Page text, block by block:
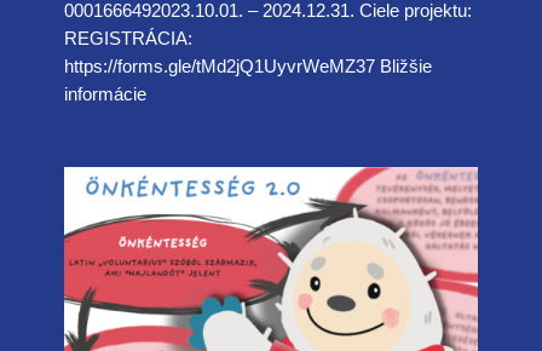
0001666492023.10.01. – 2024.12.31. Ciele projektu:
REGISTRÁCIA:
https://forms.gle/tMd2jQ1UyvrWeMZ37 Bližšie
informácie